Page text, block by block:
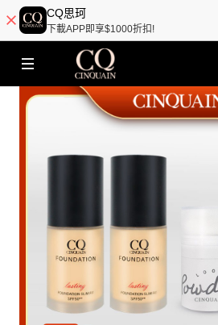
CQ思珂
下載APP即享$1000折扣!